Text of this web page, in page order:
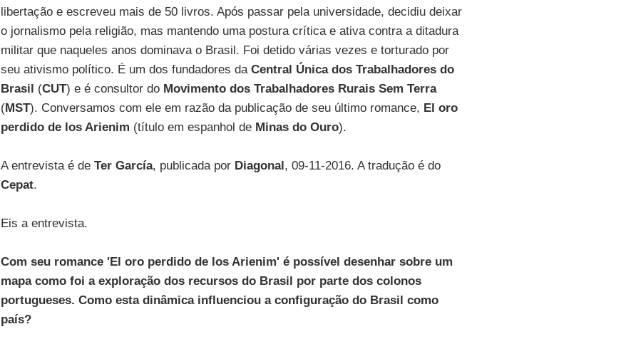
libertação e escreveu mais de 50 livros. Após passar pela universidade, decidiu deixar
o jornalismo pela religião, mas mantendo uma postura crítica e ativa contra a ditadura
militar que naqueles anos dominava o Brasil. Foi detido várias vezes e torturado por
seu ativismo político. É um dos fundadores da Central Única dos Trabalhadores do
Brasil (CUT) e é consultor do Movimento dos Trabalhadores Rurais Sem Terra
(MST). Conversamos com ele em razão da publicação de seu último romance, El oro
perdido de los Arienim (título em espanhol de Minas do Ouro).
A entrevista é de Ter García, publicada por Diagonal, 09-11-2016. A tradução é do
Cepat.
Eis a entrevista.
Com seu romance 'El oro perdido de los Arienim' é possível desenhar sobre um
mapa como foi a exploração dos recursos do Brasil por parte dos colonos
portugueses. Como esta dinâmica influenciou a configuração do Brasil como
país?